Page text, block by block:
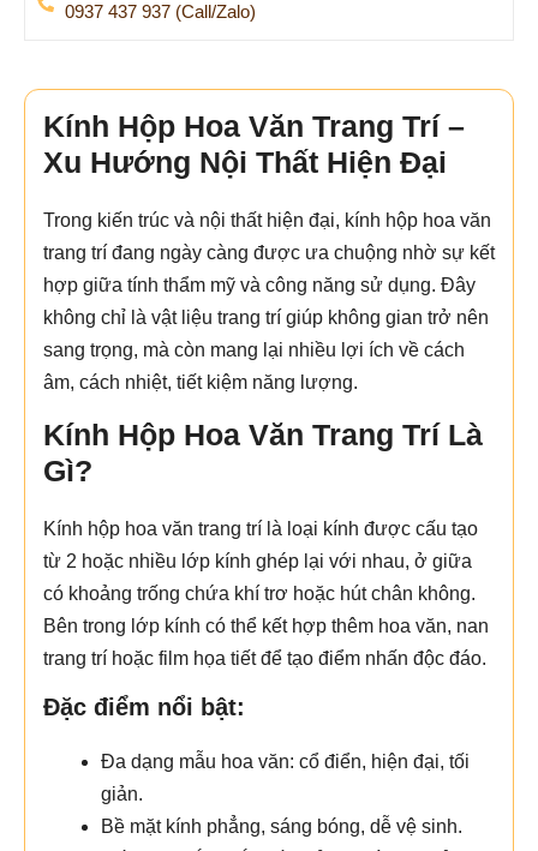
0937 437 937 (Call/Zalo)
Kính Hộp Hoa Văn Trang Trí –
Xu Hướng Nội Thất Hiện Đại
Trong kiến trúc và nội thất hiện đại, kính hộp hoa văn
trang trí đang ngày càng được ưa chuộng nhờ sự kết
hợp giữa tính thẩm mỹ và công năng sử dụng. Đây
không chỉ là vật liệu trang trí giúp không gian trở nên
sang trọng, mà còn mang lại nhiều lợi ích về cách
âm, cách nhiệt, tiết kiệm năng lượng.
Kính Hộp Hoa Văn Trang Trí Là
Gì?
Kính hộp hoa văn trang trí là loại kính được cấu tạo
từ 2 hoặc nhiều lớp kính ghép lại với nhau, ở giữa
có khoảng trống chứa khí trơ hoặc hút chân không.
Bên trong lớp kính có thể kết hợp thêm hoa văn, nan
trang trí hoặc film họa tiết để tạo điểm nhấn độc đáo.
Đặc điểm nổi bật:
Đa dạng mẫu hoa văn: cổ điển, hiện đại, tối
giản.
Bề mặt kính phẳng, sáng bóng, dễ vệ sinh.